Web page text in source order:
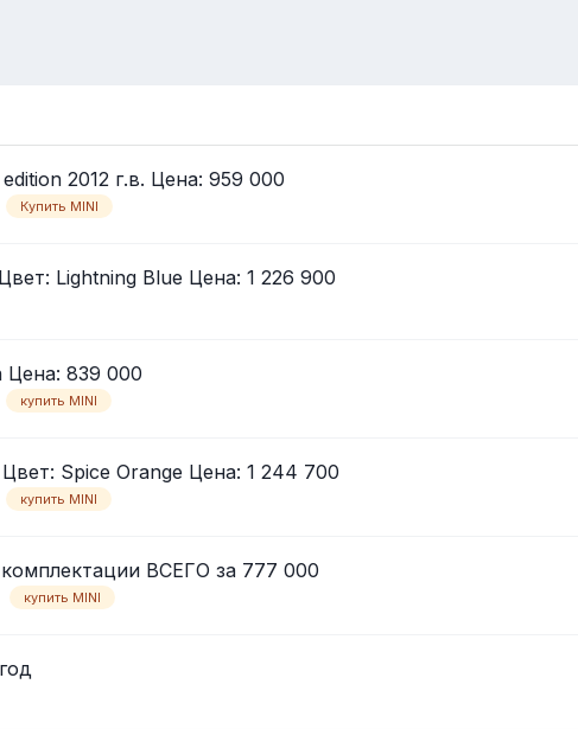
2012 г.в. Цена: 959 000
Купить MINI
Lightning Blue Цена: 1 226 900
Цена: 839 000
купить MINI
Spice Orange Цена: 1 244 700
купить MINI
ВСЕГО за 777 000
купить MINI